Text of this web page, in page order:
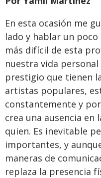
En esta ocasión me
lado y hablar un poco
más difícil de esta
nuestra vida
prestigio que tienen
artistas populares,
constantemente y
crea una ausencia en
quien. Es inevitable
importantes, y
maneras de
replaza la presencia